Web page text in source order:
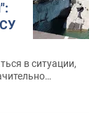
в ситуации,